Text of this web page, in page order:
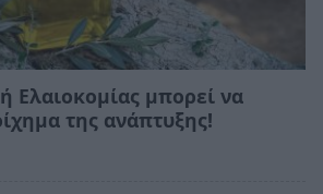
Ελαιοκομίας μπορεί να
της ανάπτυξης!